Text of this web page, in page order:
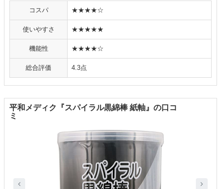
コスパ ★★★★☆
使いやすさ ★★★★★
機能性 ★★★★☆
総合評価 4.3点
平和メディク『スパイラル黒綿棒 紙軸』の口コ
ミ